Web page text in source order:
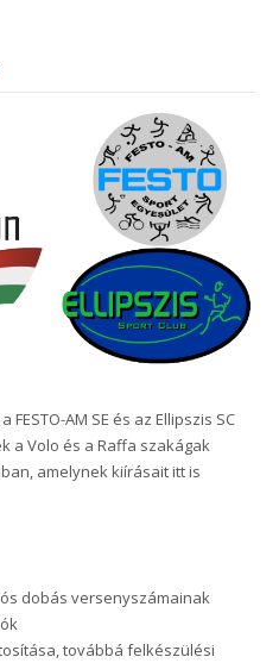
AM SE és az Ellipszis SC
a Volo és a Raffa szakágak
amelynek kiírásait itt is
dobás versenyszámainak
továbbá felkészülési